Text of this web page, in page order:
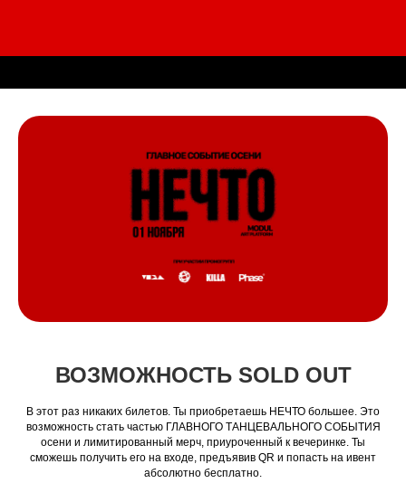
ВОЗМОЖНОСТЬ SOLD OUT
В этот раз никаких билетов. Ты приобретаешь НЕЧТО большее. Это
возможность стать частью ГЛАВНОГО ТАНЦЕВАЛЬНОГО СОБЫТИЯ
осени и лимитированный мерч, приуроченный к вечеринке. Ты
сможешь получить его на входе, предъявив QR и попасть на ивент
абсолютно бесплатно.